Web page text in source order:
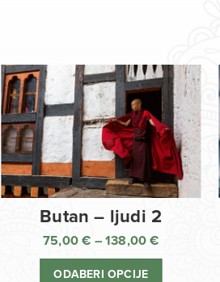
Butan – ljudi 2
75,00€ – 138,00€
ODABERI OPCIJE